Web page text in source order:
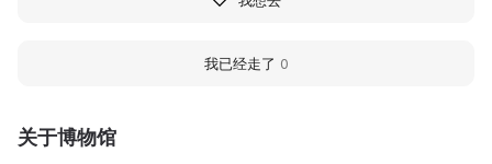
关于博物馆
我已经走了 0